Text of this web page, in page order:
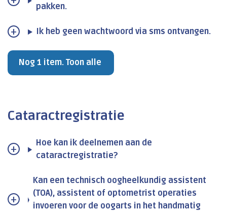
pakken.
Ik heb geen wachtwoord via sms ontvangen.
Nog 1 item. Toon alle
Cataractregistratie
Hoe kan ik deelnemen aan de
cataractregistratie?
Kan een technisch oogheelkundig assistent
(TOA), assistent of optometrist operaties
invoeren voor de oogarts in het handmatig